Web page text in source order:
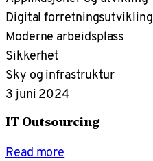
Digital forretningsutvikling
Moderne arbeidsplass
Sikkerhet
Sky og infrastruktur
3 juni 2024
IT Outsourcing
Read more